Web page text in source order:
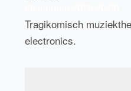
Tragikomisch
electronics.